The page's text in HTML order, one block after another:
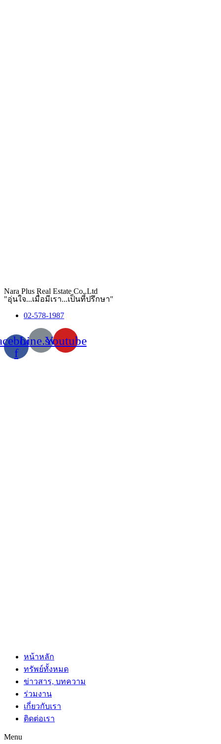
Nara Plus Real Estate Co,.Ltd
"อุ่นใจ...เมื่อมีเรา...เป็นที่ปรึกษา"
02-578-1987
f
Line.svgYoutube
หน้าหลัก
ทรัพย์ทั้งหมด
ข่าวสาร, บทความ
ร่วมงาน
เกี่ยวกับเรา
ติดต่อเรา
Menu